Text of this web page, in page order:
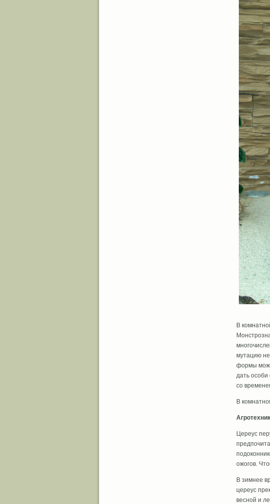
В
мутацию
формы
дать
со
В
Цереус
ожогов.
В зимнее
цереус
весной и